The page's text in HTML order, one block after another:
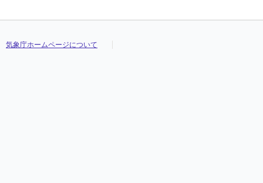
気象庁ホームページについて